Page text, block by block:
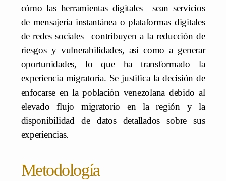
cómo las herramientas digitales –sean servicios
de mensajería instantánea o plataformas digitales
de redes sociales– contribuyen a la reducción de
riesgos y vulnerabilidades, así como a generar
oportunidades, lo que ha transformado la
experiencia migratoria. Se justifica la decisión de
enfocarse en la población venezolana debido al
elevado flujo migratorio en la región y la
disponibilidad de datos detallados sobre sus
experiencias.
Metodología